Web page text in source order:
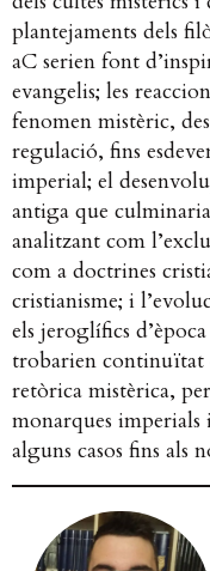
plantejaments dels
aC serien font
evangelis; les
fenomen mistèric,
regulació, fins
imperial; el
antiga que
analitzant com
com a doctrines
cristianisme; i
els jeroglífics
trobarien continuïtat
retòrica mistèrica,
monarques
alguns casos fins als